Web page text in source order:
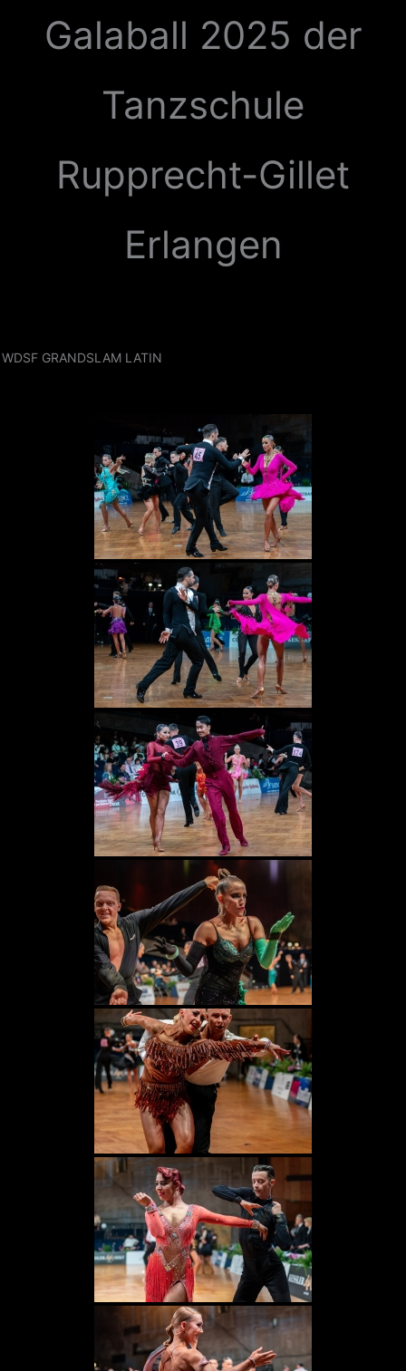
Galaball 2025 der
Tanzschule
Rupprecht-Gillet
Erlangen
WDSF GRANDSLAM LATIN